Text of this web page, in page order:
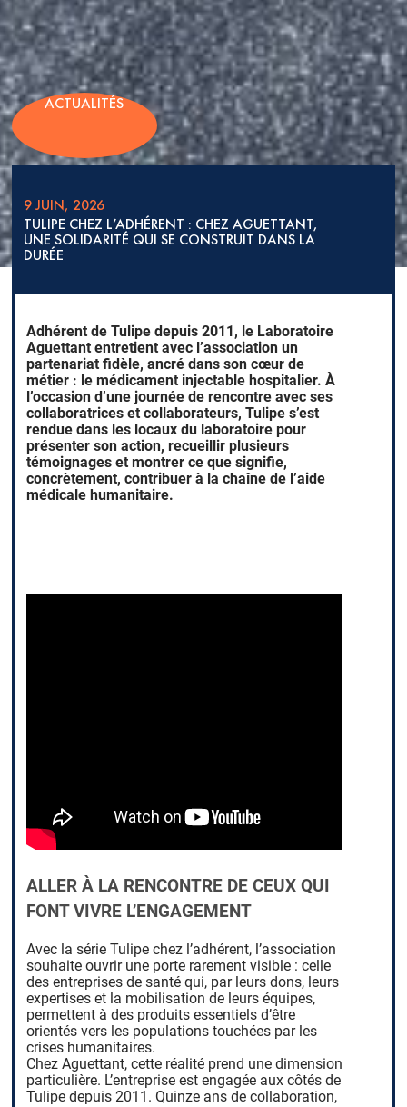
ACTUALITÉS
9 JUIN, 2026
TULIPE CHEZ L’ADHÉRENT : CHEZ AGUETTANT,
UNE SOLIDARITÉ QUI SE CONSTRUIT DANS LA
DURÉE
Adhérent de Tulipe depuis 2011, le Laboratoire
Aguettant entretient avec l’association un
partenariat fidèle, ancré dans son cœur de
métier : le médicament injectable hospitalier. À
l’occasion d’une journée de rencontre avec ses
collaboratrices et collaborateurs, Tulipe s’est
rendue dans les locaux du laboratoire pour
présenter son action, recueillir plusieurs
témoignages et montrer ce que signifie,
concrètement, contribuer à la chaîne de l’aide
médicale humanitaire.
ALLER À LA RENCONTRE DE CEUX QUI
FONT VIVRE L’ENGAGEMENT
Avec la série Tulipe chez l’adhérent, l’association
souhaite ouvrir une porte rarement visible : celle
des entreprises de santé qui, par leurs dons, leurs
expertises et la mobilisation de leurs équipes,
permettent à des produits essentiels d’être
orientés vers les populations touchées par les
crises humanitaires.
Chez Aguettant, cette réalité prend une dimension
particulière. L’entreprise est engagée aux côtés de
Tulipe depuis 2011. Quinze ans de collaboration,